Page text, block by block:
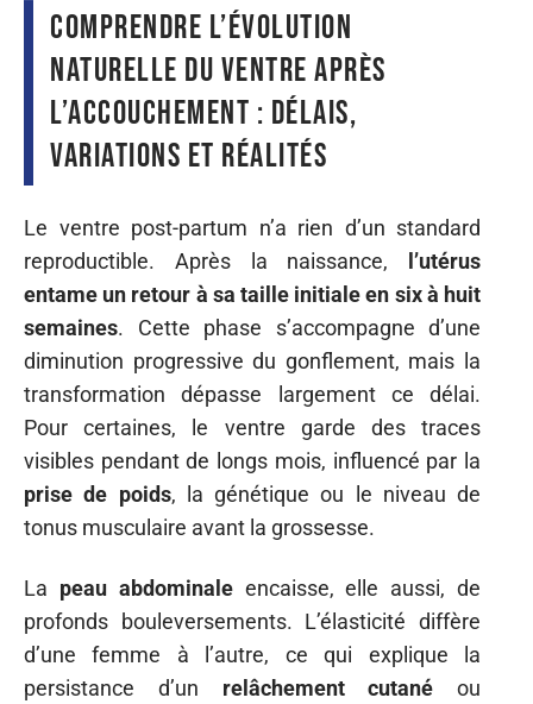
Comprendre l’évolution
naturelle du ventre après
l’accouchement : délais,
variations et réalités
Le ventre post-partum n’a rien d’un standard
reproductible. Après la naissance,
l’utérus
entame un retour à sa taille initiale en six à huit
semaines. Cette phase s’accompagne d’une
diminution progressive du gonflement, mais la
transformation dépasse largement ce délai.
Pour certaines, le ventre garde des traces
visibles pendant de longs mois, influencé par la
prise de poids, la génétique ou le niveau de
tonus musculaire avant la grossesse.
La peau abdominaleencaisse, elle aussi, de
profonds bouleversements. L’élasticité diffère
d’une femme à l’autre, ce qui explique la
persistance d’un relâchement cutané ou